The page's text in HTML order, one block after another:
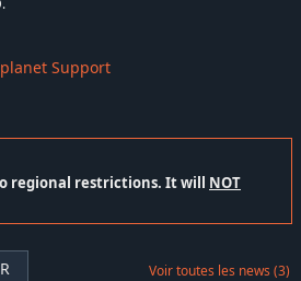
regional restrictions. It will NOT
Voir toutes les news (3)
Support